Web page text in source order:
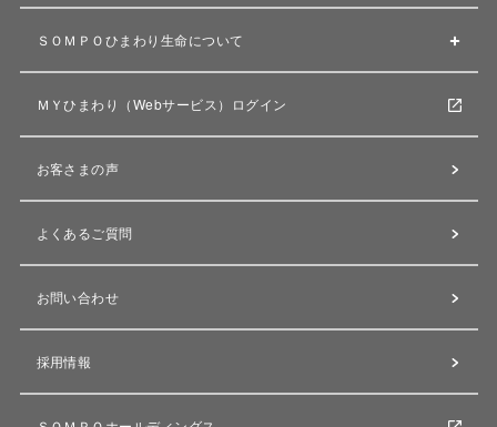
ＳＯＭＰＯひまわり生命について
ＭＹひまわり（Webサービス）ログイン
お客さまの声
よくあるご質問
お問い合わせ
採用情報